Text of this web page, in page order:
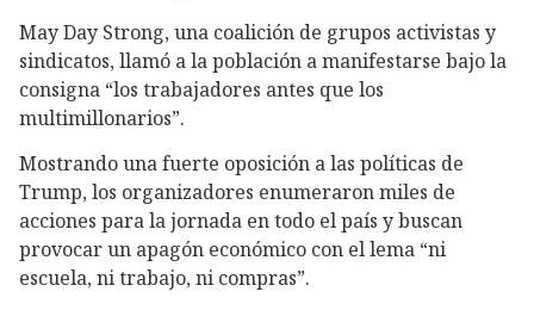
May Day Strong, una coalición de grupos activistas y
sindicatos, llamó a la población a manifestarse bajo la
consigna “los trabajadores antes que los
multimillonarios”.
Mostrando una fuerte oposición a las políticas de
Trump, los organizadores enumeraron miles de
acciones para la jornada en todo el país y buscan
provocar un apagón económico con el lema “ni
escuela, ni trabajo, ni compras”.